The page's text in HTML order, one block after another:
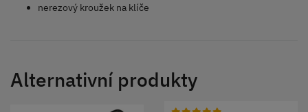
nerezový kroužek na klíče
Alternativní produkty